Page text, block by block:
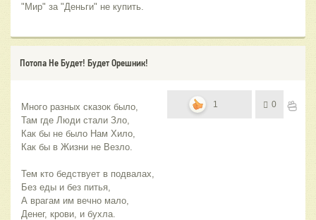
"Мир" за "Деньги" не купить.
Потопа Не Будет! Будет Орешник!
Много разных сказок было,
Там где Люди стали Зло,
Как бы не было Нам Хило,
Как бы в Жизни не Везло.
Тем кто бедствует в подвалах,
Без еды и без питья,
А врагам им вечно мало,
Денег, крови, и бухла.
1 0